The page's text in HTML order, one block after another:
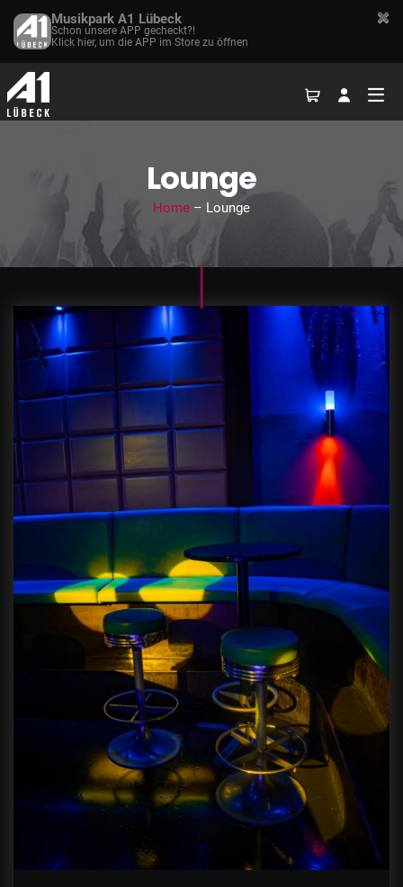
Lounge
Home– Lounge
Musikpark A1 Lübeck
Schon unsere APP gecheckt?!
Klick hier, um die APP im Store zu öffnen